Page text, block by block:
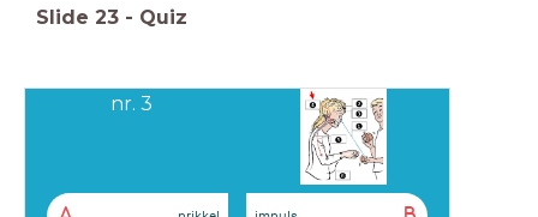
Slide 23 - Quiz
nr. 3